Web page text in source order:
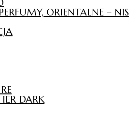
ORIENTALNE –
DARK